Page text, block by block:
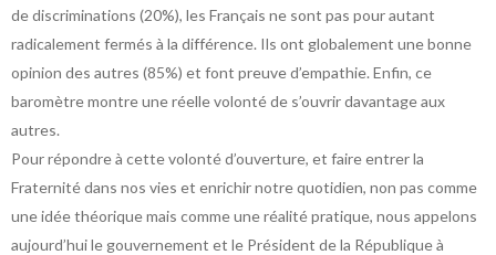
de discriminations (20%), les Français ne sont pas pour autant
radicalement fermés à la différence. Ils ont globalement une bonne
opinion des autres (85%) et font preuve d’empathie. Enfin, ce
baromètre montre une réelle volonté de s’ouvrir davantage aux
autres.
Pour répondre à cette volonté d’ouverture, et faire entrer la
Fraternité dans nos vies et enrichir notre quotidien, non pas comme
une idée théorique mais comme une réalité pratique, nous appelons
aujourd’hui le gouvernement et le Président de la République à